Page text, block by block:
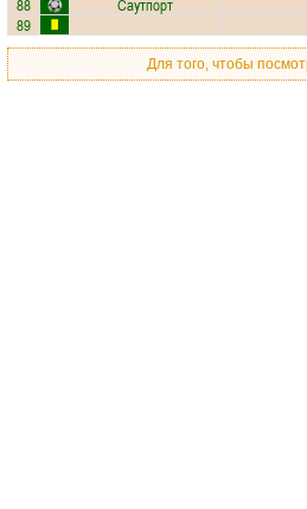
88 Саутпорт
89
Для того, чтобы